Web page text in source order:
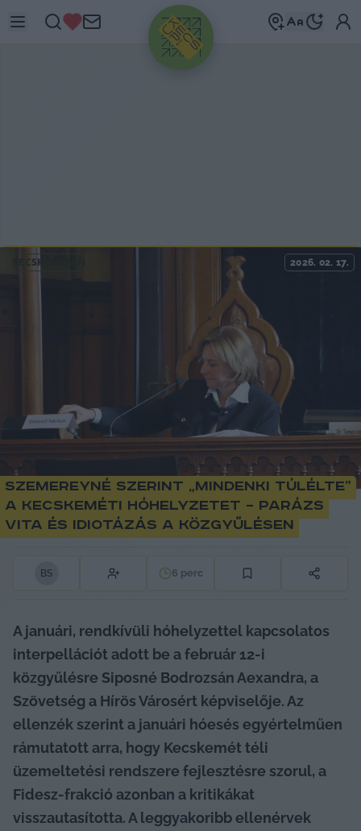
HIRDETÉS
KECSKEMÉTEN 2026. 02. 17.
Szemereyné szerint „mindenki túlélte”
a kecskeméti hóhelyzetet – parázs
vita és idiotázás a közgyűlésen
BS 6 perc
A januári, rendkívüli hóhelyzettel kapcsolatos
interpellációt adott be a február 12-i
közgyűlésre Siposné Bodrozsán Aexandra, a
Szövetség a Hírös Városért képviselője. Az
ellenzék szerint a januári hóesés egyértelműen
rámutatott arra, hogy Kecskemét téli
üzemeltetési rendszere fejlesztésre szorul, a
Fidesz-frakció azonban a kritikákat
visszautasította. A leggyakoribb ellenérvek